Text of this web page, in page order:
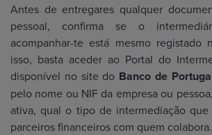
Antes de entregares qualquer
pessoal, confirma se o
acompanhar-te está mesmo registado
isso, basta aceder ao Portal do
disponível no site do Banco de
pelo nome ou NIF da empresa ou
ativa, qual o tipo de intermediação
parceiros financeiros com quem colabora.